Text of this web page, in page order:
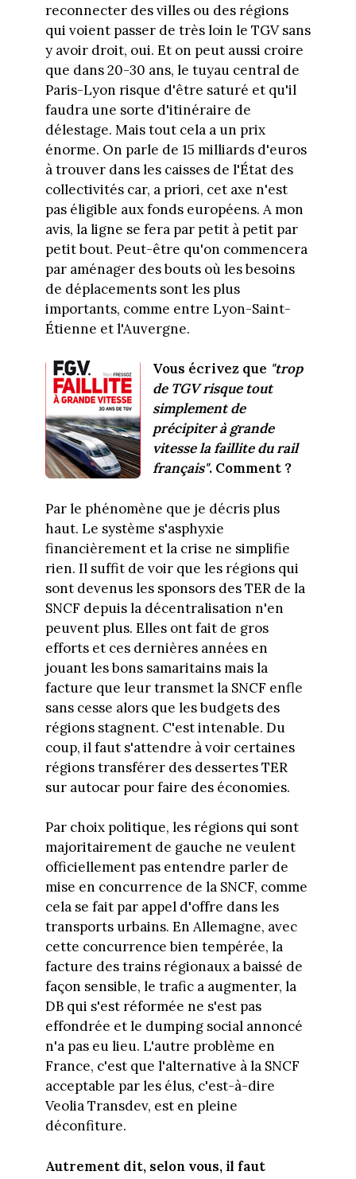
reconnecter des villes ou des régions
qui voient passer de très loin le TGV sans
y avoir droit, oui. Et on peut aussi croire
que dans 20-30 ans, le tuyau central de
Paris-Lyon risque d'être saturé et qu'il
faudra une sorte d'itinéraire de
délestage. Mais tout cela a un prix
énorme. On parle de 15 milliards d'euros
à trouver dans les caisses de l'État des
collectivités car, a priori, cet axe n'est
pas éligible aux fonds européens. A mon
avis, la ligne se fera par petit à petit par
petit bout. Peut-être qu'on commencera
par aménager des bouts où les besoins
de déplacements sont les plus
importants, comme entre Lyon-Saint-
Étienne et l'Auvergne.
Vous écrivez que "trop
de TGV risque tout
simplement de
précipiter à grande
vitesse la faillite du rail
français". Comment ?
Par le phénomène que je décris plus
haut. Le système s'asphyxie
financièrement et la crise ne simplifie
rien. Il suffit de voir que les régions qui
sont devenus les sponsors des TER de la
SNCF depuis la décentralisation n'en
peuvent plus. Elles ont fait de gros
efforts et ces dernières années en
jouant les bons samaritains mais la
facture que leur transmet la SNCF enfle
sans cesse alors que les budgets des
régions stagnent. C'est intenable. Du
coup, il faut s'attendre à voir certaines
régions transférer des dessertes TER
sur autocar pour faire des économies.
Par choix politique, les régions qui sont
majoritairement de gauche ne veulent
officiellement pas entendre parler de
mise en concurrence de la SNCF, comme
cela se fait par appel d'offre dans les
transports urbains. En Allemagne, avec
cette concurrence bien tempérée, la
facture des trains régionaux a baissé de
façon sensible, le trafic a augmenter, la
DB qui s'est réformée ne s'est pas
effondrée et le dumping social annoncé
n'a pas eu lieu. L'autre problème en
France, c'est que l'alternative à la SNCF
acceptable par les élus, c'est-à-dire
Veolia Transdev, est en pleine
déconfiture.
Autrement dit, selon vous, il faut